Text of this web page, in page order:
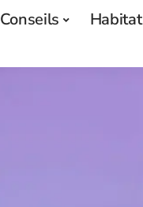
Conseils Habitat